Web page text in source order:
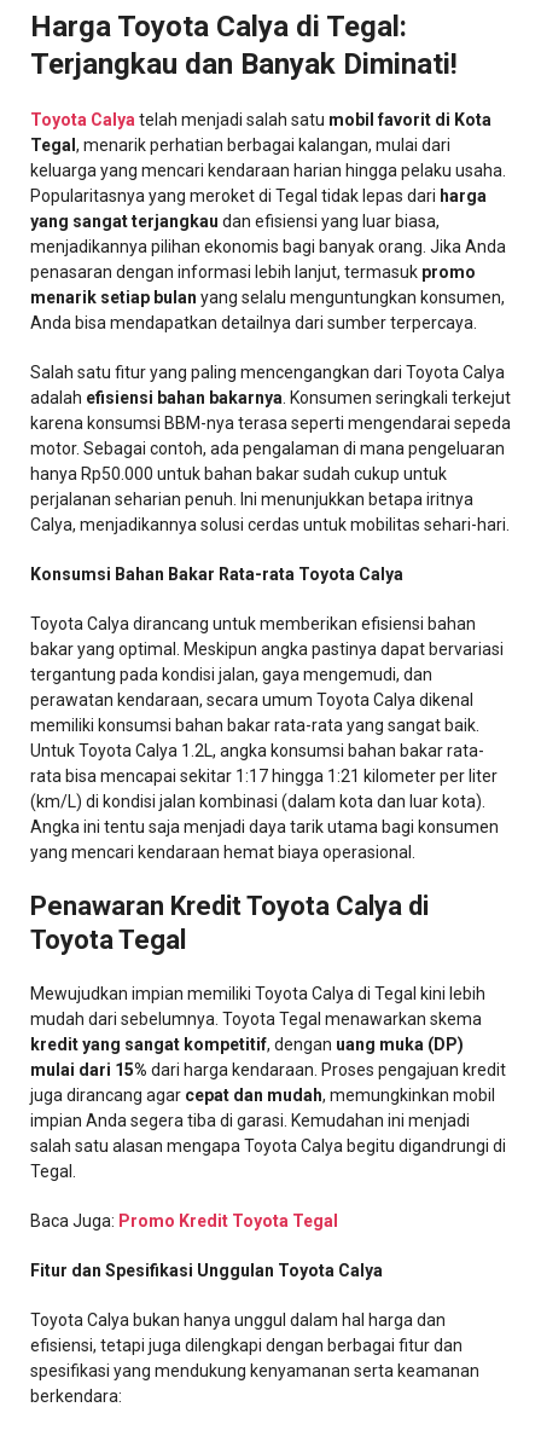
Harga Toyota Calya di Tegal:
Terjangkau dan Banyak Diminati!
Toyota Calya telah menjadi salah satu mobil favorit di Kota
Tegal , menarik perhatian berbagai kalangan, mulai dari
keluarga yang mencari kendaraan harian hingga pelaku usaha.
Popularitasnya yang meroket di Tegal tidak lepas dari harga
yang sangat terjangkau dan efisiensi yang luar biasa,
menjadikannya pilihan ekonomis bagi banyak orang. Jika Anda
penasaran dengan informasi lebih lanjut, termasuk promo
menarik setiap bulan yang selalu menguntungkan konsumen,
Anda bisa mendapatkan detailnya dari sumber terpercaya.
Salah satu fitur yang paling mencengangkan dari Toyota Calya
adalah efisiensi bahan bakarnya . Konsumen seringkali terkejut
karena konsumsi BBM-nya terasa seperti mengendarai sepeda
motor. Sebagai contoh, ada pengalaman di mana pengeluaran
hanya Rp50.000 untuk bahan bakar sudah cukup untuk
perjalanan seharian penuh. Ini menunjukkan betapa iritnya
Calya, menjadikannya solusi cerdas untuk mobilitas sehari-hari.
Konsumsi Bahan Bakar Rata-rata Toyota Calya
Toyota Calya dirancang untuk memberikan efisiensi bahan
bakar yang optimal. Meskipun angka pastinya dapat bervariasi
tergantung pada kondisi jalan, gaya mengemudi, dan
perawatan kendaraan, secara umum Toyota Calya dikenal
memiliki konsumsi bahan bakar rata-rata yang sangat baik.
Untuk Toyota Calya 1.2L, angka konsumsi bahan bakar rata-
rata bisa mencapai sekitar 1:17 hingga 1:21 kilometer per liter
(km/L) di kondisi jalan kombinasi (dalam kota dan luar kota).
Angka ini tentu saja menjadi daya tarik utama bagi konsumen
yang mencari kendaraan hemat biaya operasional.
Penawaran Kredit Toyota Calya di
Toyota Tegal
Mewujudkan impian memiliki Toyota Calya di Tegal kini lebih
mudah dari sebelumnya. Toyota Tegal menawarkan skema
kredit yang sangat kompetitif, dengan uang muka (DP)
mulai dari 15% dari harga kendaraan. Proses pengajuan kredit
juga dirancang agar cepat dan mudah, memungkinkan mobil
impian Anda segera tiba di garasi. Kemudahan ini menjadi
salah satu alasan mengapa Toyota Calya begitu digandrungi di
Tegal.
Baca Juga: Promo Kredit Toyota Tegal
Fitur dan Spesifikasi Unggulan Toyota Calya
Toyota Calya bukan hanya unggul dalam hal harga dan
efisiensi, tetapi juga dilengkapi dengan berbagai fitur dan
spesifikasi yang mendukung kenyamanan serta keamanan
berkendara: